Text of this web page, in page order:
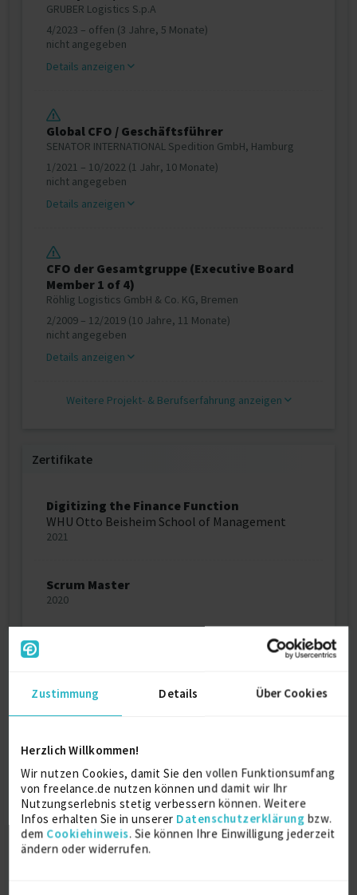
Zustimmung Details Über Cookies
Herzlich Willkommen!
Wir nutzen Cookies, damit Sie den vollen Funktionsumfang
von freelance.de nutzen können und damit wir Ihr
Nutzungserlebnis stetig verbessern können. Weitere
Infos erhalten Sie in unserer Datenschutzerklärung bzw.
dem Cookiehinweis. Sie können Ihre Einwilligung jederzeit
ändern oder widerrufen.
GRUBER Logistics S.p.A
4/2023 – offen (3 Jahre, 5 Monate)
nicht angegeben
Details anzeigen
Global CFO / Geschäftsführer
SENATOR INTERNATIONAL Spedition GmbH, Hamburg
1/2021 – 10/2022 (1 Jahr, 10 Monate)
nicht angegeben
Details anzeigen
CFO der Gesamtgruppe (Executive Board
Member 1 of 4)
Röhlig Logistics GmbH & Co. KG, Bremen
2/2009 – 12/2019 (10 Jahre, 11 Monate)
nicht angegeben
Details anzeigen
Weitere Projekt‐ & Berufserfahrung anzeigen
Zertifikate
Digitizing the Finance Function
WHU Otto Beisheim School of Management
2021
Scrum Master
2020
Westfälische Wilhelms-Universität
Diplom-Kaufmann
Münster
Städtisches Stiftsgymnasium Xanten
Hochschulreife